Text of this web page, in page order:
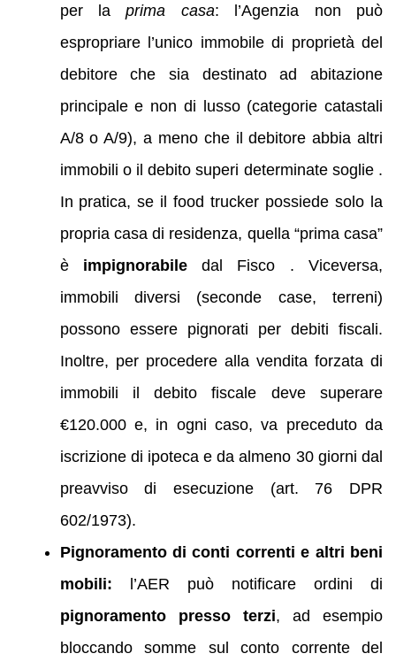
per laprima casa: l’Agenzia non può
espropriare l’unico immobile di proprietà del
debitore che sia destinato ad abitazione
principale e non di lusso (categorie catastali
A/8 o A/9), a meno che il debitore abbia altri
immobili o il debito superi determinate soglie .
In pratica, se il food trucker possiede solo la
propria casa di residenza, quella “prima casa”
è impignorabiledal Fisco . Viceversa,
immobili diversi (seconde case, terreni)
possono essere pignorati per debiti fiscali.
Inoltre, per procedere alla vendita forzata di
immobili il debito fiscale deve superare
€120.000 e, in ogni caso, va preceduto da
iscrizione di ipoteca e da almeno 30 giorni dal
preavviso di esecuzione (art. 76 DPR
602/1973).
Pignoramento di conti correnti e altri beni
mobili: l’AER può notificare ordini di
pignoramento presso terzi, ad esempio
bloccando somme sul conto corrente del